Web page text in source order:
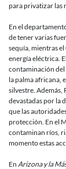
para privatizar las
En el
de tener varias
sequía, mientras
energía eléctrica.
contaminación del
la palma africana,
silvestre. Además,
devastadas por la
que las
protección. En el
contaminan ríos,
momento estas
En Arizona y la